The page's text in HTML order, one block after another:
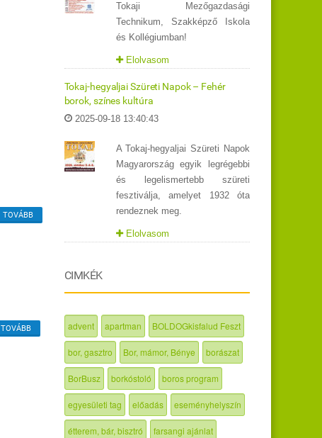
TOVÁBB
TOVÁBB
Tokaji Mezőgazdasági
Technikum, Szakképző Iskola
és Kollégiumban!
Elolvasom
Tokaj-hegyaljai Szüreti Napok – Fehér
borok, színes kultúra
2025-09-18 13:40:43
A Tokaj-hegyaljai Szüreti Napok
Magyarország egyik legrégebbi
és legelismertebb szüreti
fesztiválja, amelyet 1932 óta
rendeznek meg.
Elolvasom
CIMKÉK
advent apartman BOLDOGkisfalud Feszt
bor, gasztro Bor, mámor, Bénye borászat
BorBusz borkóstoló boros program
egyesületi tag előadás eseményhelyszín
étterem, bár, bisztró farsangi ajánlat